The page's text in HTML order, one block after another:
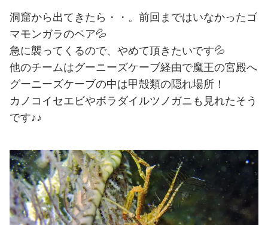
洞窟から出てきたら・・。前回まではいなかったゴ
マモンガラのペア💦
急に襲ってくるので、やめて頂きたいです💦
他のチームはグーニーズケーブ経由で魔王の宮殿へ
グーニーズケーブの中は甲殻類の隠れ場所！
カノコイセエビやボラダイルツノガニも見れたそう
です♪♪